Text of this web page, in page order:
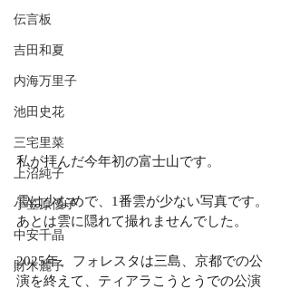
伝言板
吉田和夏
内海万里子
池田史花
三宅里菜
上沼純子
小笠原優子
中安千晶
財木麗子
私が拝んだ今年初の富士山です。
雪は少なめで、1番雲が少ない写真です。
あとは雲に隠れて撮れませんでした。
2025年、フォレスタは三島、京都での公
演を終えて、ティアラこうとうでの公演